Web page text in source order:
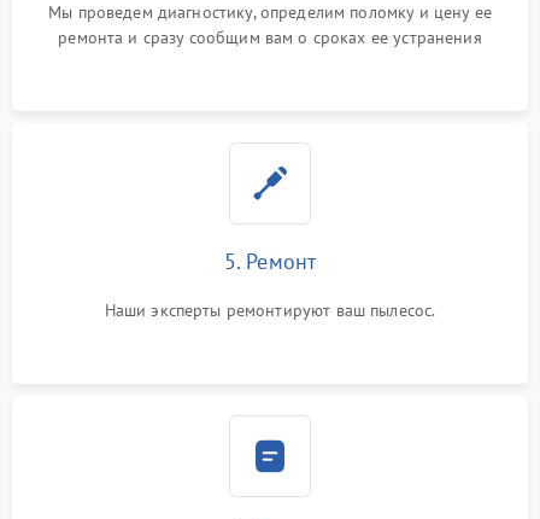
Мы проведем диагностику, определим поломку и цену ее
ремонта и сразу сообщим вам о сроках ее устранения
5. Ремонт
Наши эксперты ремонтируют ваш пылесос.